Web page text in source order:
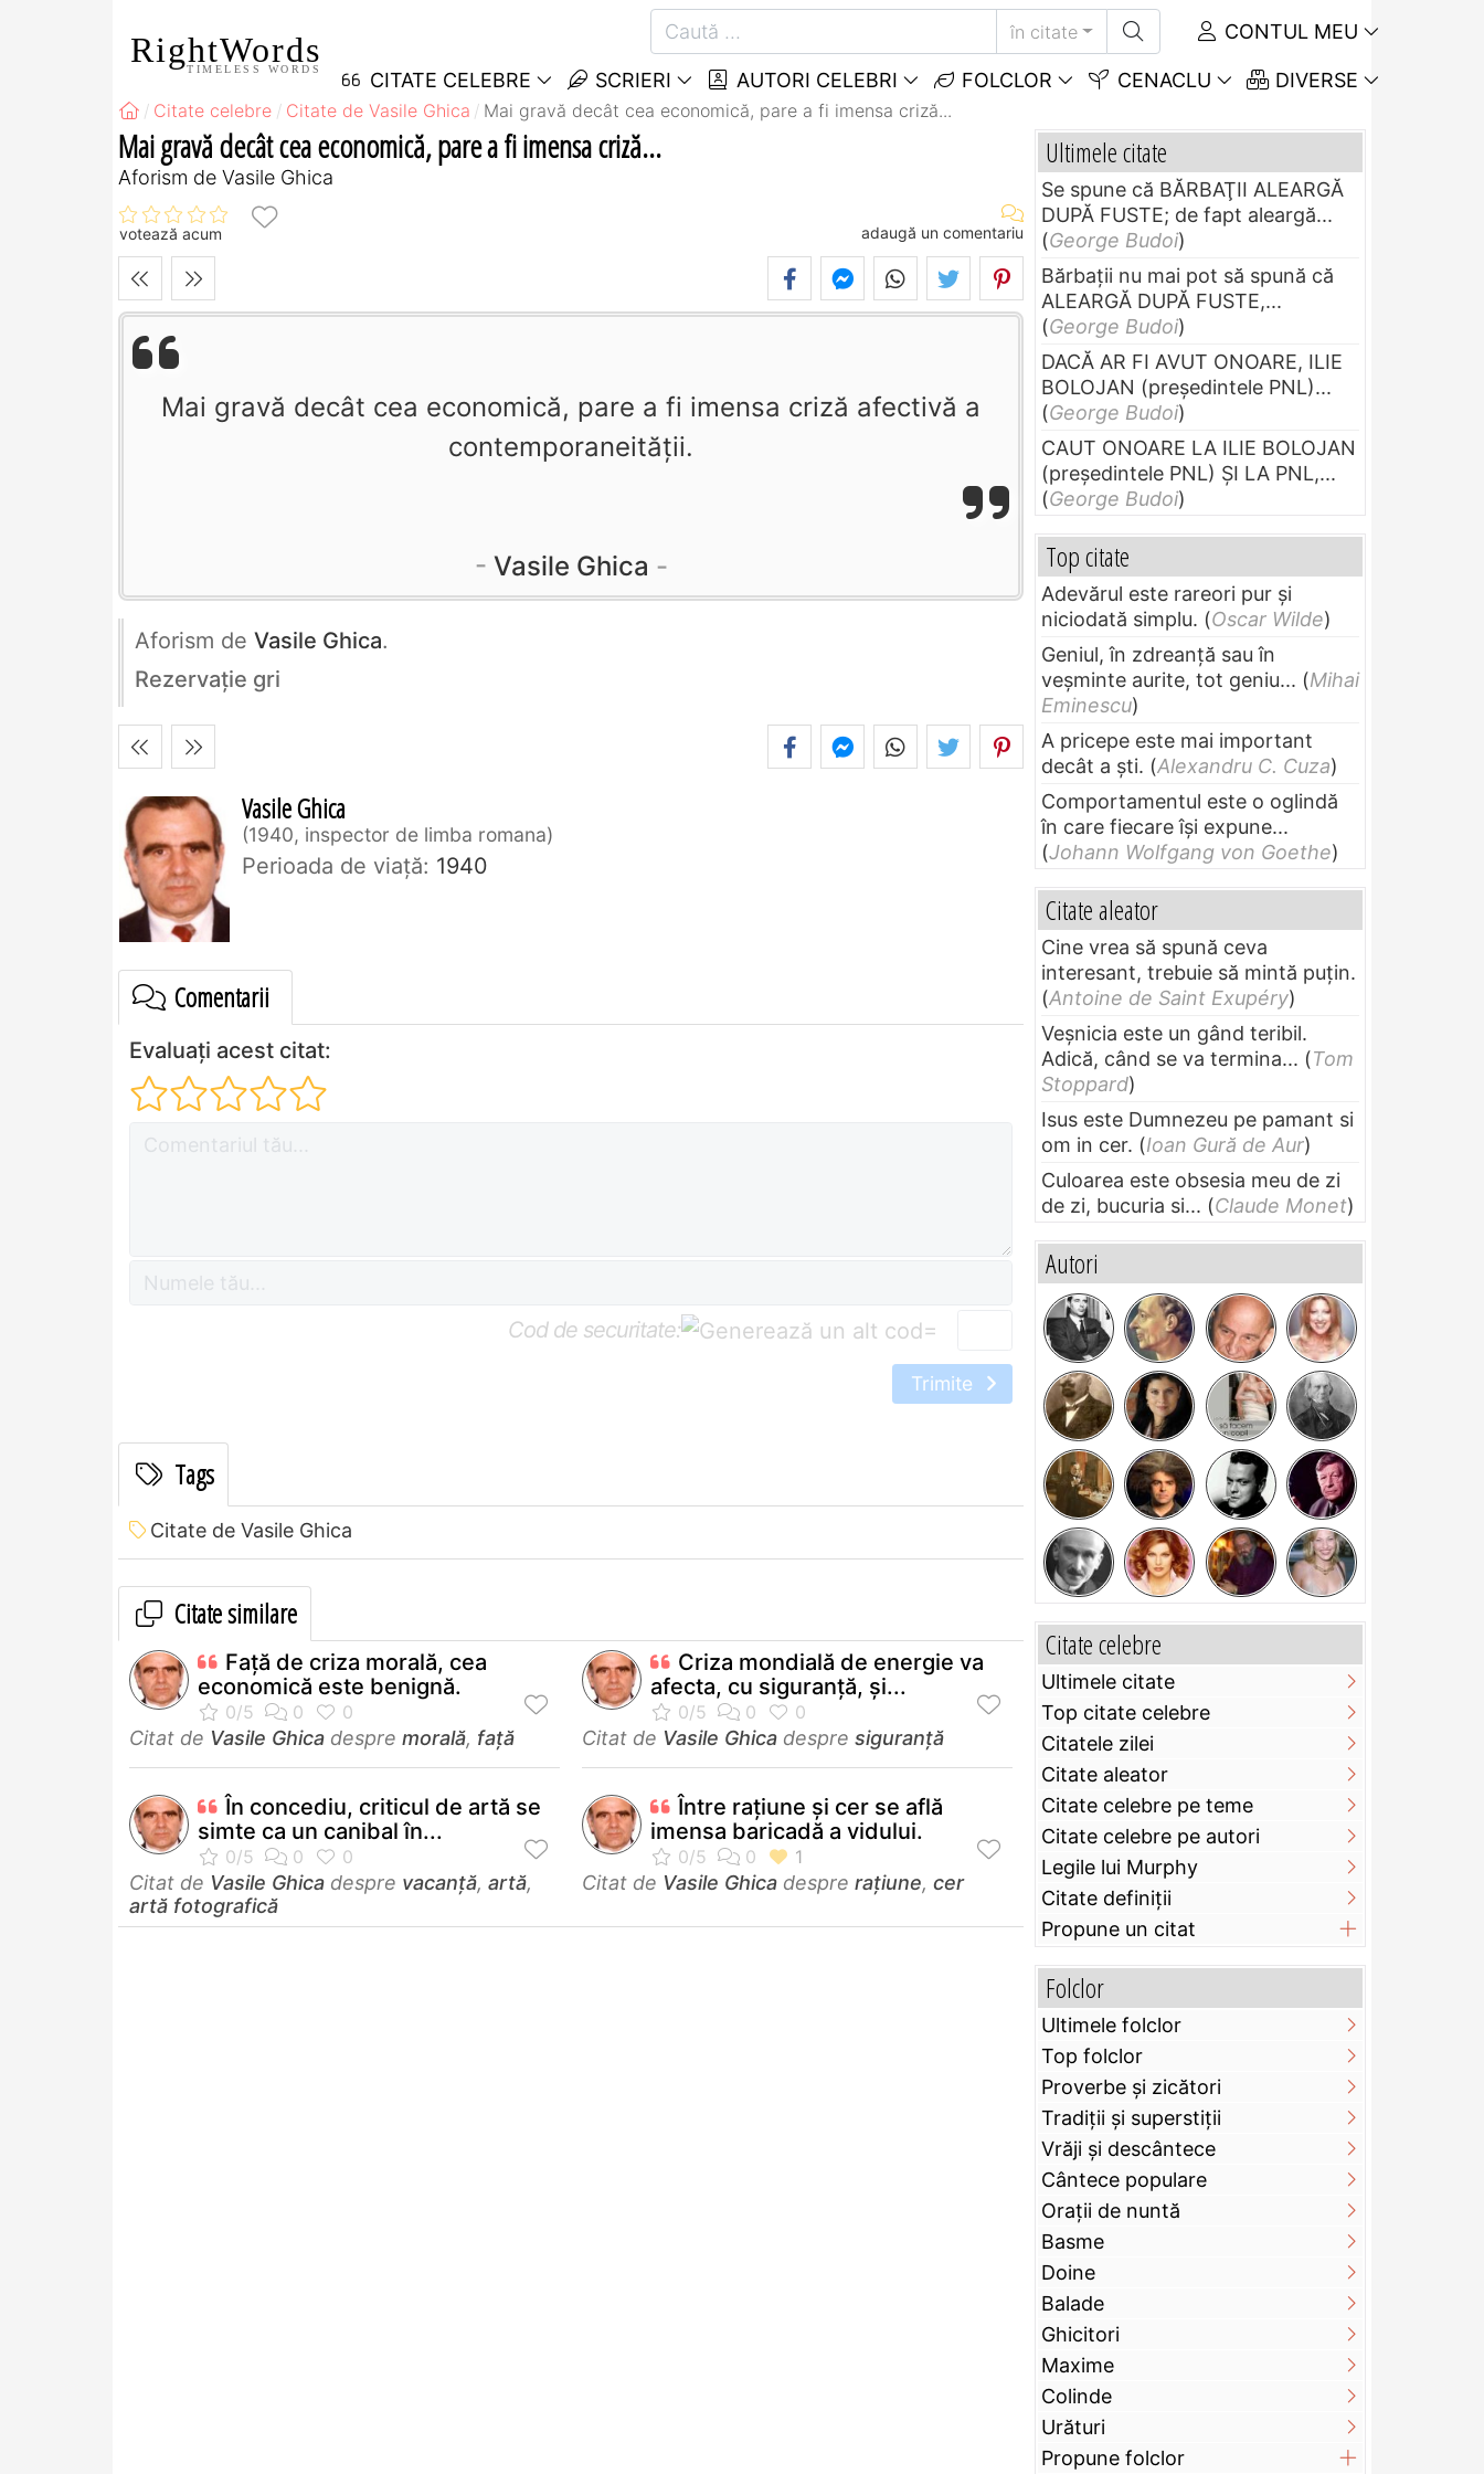
RightWords
TIMELESS WORDS
în citate CONTUL MEU
CITATE CELEBRE SCRIERI AUTORI CELEBRI FOLCLOR CENACLU DIVERSE
Citate celebre Citate de Vasile Ghica Mai gravă decât cea economică, pare a fi imensa criză...
Mai gravă decât cea economică, pare a fi imensa criză...
Aforism de Vasile Ghica
votează acum adaugă un comentariu
Mai gravă decât cea economică, pare a fi imensa criză afectivă a
contemporaneităţii.
Vasile Ghica
Aforism de Vasile Ghica.
Rezervaţie gri
Vasile Ghica
1940, inspector de limba romana
Perioada de viaţă: 1940
Comentarii
Evaluați acest citat:
Cod de securitate: =
Trimite
Tags
Citate de Vasile Ghica
Citate similare
Faţă de criza morală, cea
economică este benignă.
Citat de Vasile Ghica despre morală, față
Criza mondială de energie va
afecta, cu siguranţă, şi...
Citat de Vasile Ghica despre siguranță
În concediu, criticul de artă se
simte ca un canibal în...
Citat de Vasile Ghica despre vacanţă, artă,
artă fotografică
Între rațiune și cer se află
imensa baricadă a vidului.
Citat de Vasile Ghica despre rațiune, cer
Ultimele citate
Se spune că BĂRBAŢII ALEARGĂ
DUPĂ FUSTE; de fapt aleargă...
(George Budoi)
Bărbaţii nu mai pot să spună că
ALEARGĂ DUPĂ FUSTE,...
(George Budoi)
DACĂ AR FI AVUT ONOARE, ILIE
BOLOJAN (preşedintele PNL)...
(George Budoi)
CAUT ONOARE LA ILIE BOLOJAN
(preşedintele PNL) ŞI LA PNL,...
(George Budoi)
Top citate
Adevărul este rareori pur și
niciodată simplu. (Oscar Wilde)
Geniul, în zdreanţă sau în
veşminte aurite, tot geniu... (Mihai
Eminescu)
A pricepe este mai important
decât a ști. (Alexandru C. Cuza)
Comportamentul este o oglindă
în care fiecare își expune...
(Johann Wolfgang von Goethe)
Citate aleator
Cine vrea să spună ceva
interesant, trebuie să mintă puțin.
(Antoine de Saint Exupéry)
Veșnicia este un gând teribil.
Adică, când se va termina... (Tom
Stoppard)
Isus este Dumnezeu pe pamant si
om in cer. (Ioan Gură de Aur)
Culoarea este obsesia meu de zi
de zi, bucuria si... (Claude Monet)
Autori
Citate celebre
Ultimele citate
Top citate celebre
Citatele zilei
Citate aleator
Citate celebre pe teme
Citate celebre pe autori
Legile lui Murphy
Citate definiţii
Propune un citat
Folclor
Ultimele folclor
Top folclor
Proverbe și zicători
Tradiții și superstiții
Vrăji și descântece
Cântece populare
Orații de nuntă
Basme
Doine
Balade
Ghicitori
Maxime
Colinde
Urături
Propune folclor